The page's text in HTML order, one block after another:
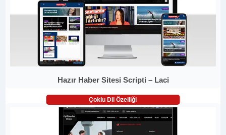
Hazır Haber Sitesi Scripti – Laci
Çoklu Dil Özelliği